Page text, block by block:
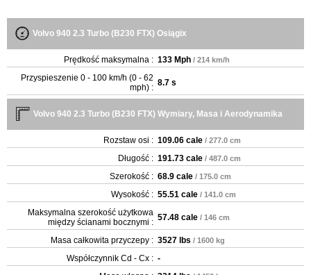
Volvo 940 2.3 Turbo (B230 FTX) Osiągix
Prędkość maksymalna : 133 Mph / 214 km/h
Przyspieszenie 0 - 100 km/h (0 - 62
mph) : 8.7 s
Volvo 940 2.3 Turbo (B230 FTX) Wymiary, Masa i Aerodynamika
Rozstaw osi : 109.06 cale / 277.0 cm
Długość : 191.73 cale / 487.0 cm
Szerokość : 68.9 cale / 175.0 cm
Wysokość : 55.51 cale / 141.0 cm
Maksymalna szerokość użytkowa
między ścianami bocznymi : 57.48 cale / 146 cm
Masa całkowita przyczepy : 3527 lbs / 1600 kg
Współczynnik Cd - Cx : -